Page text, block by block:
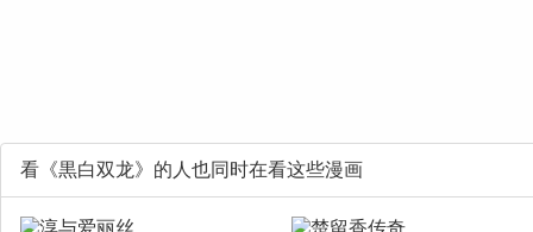
看《黒白双龙》的人也同时在看这些漫画